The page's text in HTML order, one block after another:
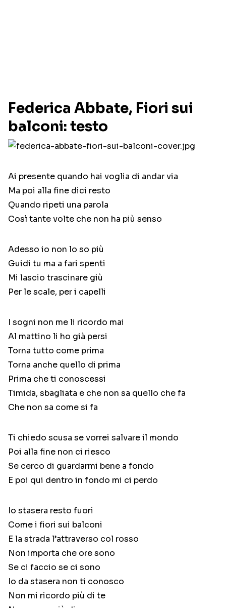
Federica Abbate, Fiori sui
balconi: testo
Ai presente quando hai voglia di andar via
Ma poi alla fine dici resto
Quando ripeti una parola
Così tante volte che non ha più senso
Adesso io non lo so più
Guidi tu ma a fari spenti
Mi lascio trascinare giù
Per le scale, per i capelli
I sogni non me li ricordo mai
Al mattino li ho già persi
Torna tutto come prima
Torna anche quello di prima
Prima che ti conoscessi
Timida, sbagliata e che non sa quello che fa
Che non sa come si fa
Ti chiedo scusa se vorrei salvare il mondo
Poi alla fine non ci riesco
Se cerco di guardarmi bene a fondo
E poi qui dentro in fondo mi ci perdo
Io stasera resto fuori
Come i fiori sui balconi
E la strada l’attraverso col rosso
Non importa che ore sono
Se ci faccio se ci sono
Io da stasera non ti conosco
Non mi ricordo più di te